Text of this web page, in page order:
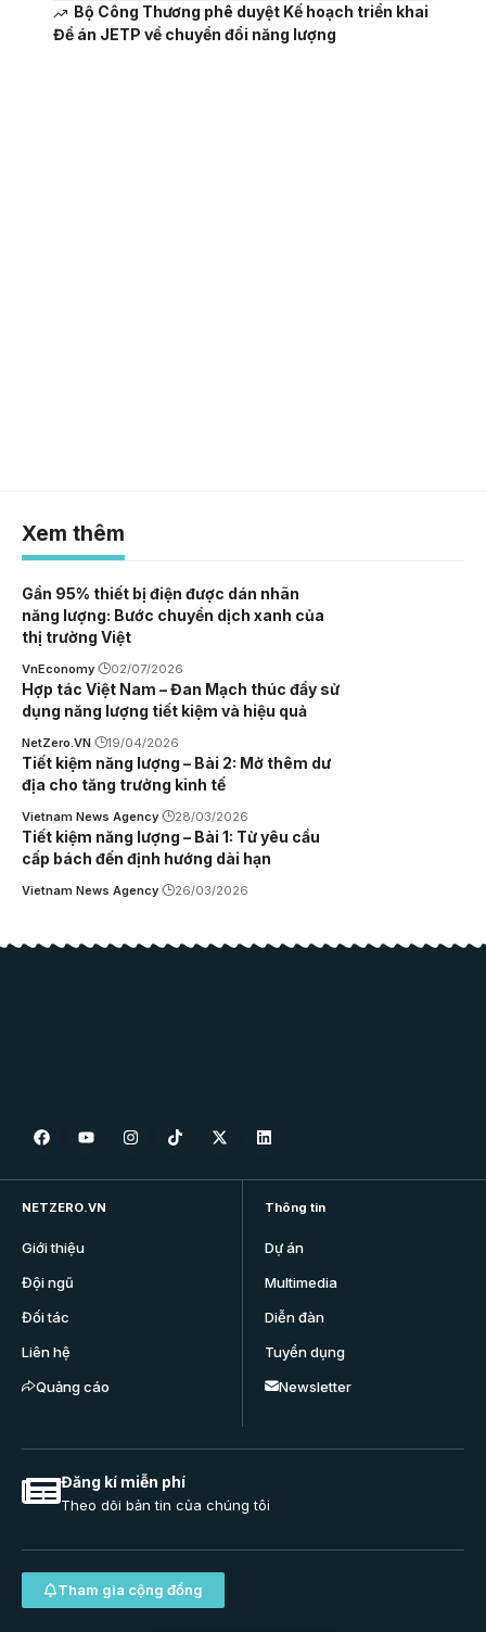
Bộ Công Thương phê duyệt Kế hoạch triển khai
Đề án JETP về chuyển đổi năng lượng
Xem thêm
Gần 95% thiết bị điện được dán nhãn
năng lượng: Bước chuyển dịch xanh của
thị trường Việt
VnEconomy 02/07/2026
Hợp tác Việt Nam – Đan Mạch thúc đẩy sử
dụng năng lượng tiết kiệm và hiệu quả
NetZero.VN 19/04/2026
Tiết kiệm năng lượng – Bài 2: Mở thêm dư
địa cho tăng trưởng kinh tế
Vietnam News Agency 28/03/2026
Tiết kiệm năng lượng – Bài 1: Từ yêu cầu
cấp bách đến định hướng dài hạn
Vietnam News Agency 26/03/2026
NETZERO.VN
Giới thiệu
Đội ngũ
Đối tác
Liên hệ
Quảng cáo
Thông tin
Dự án
Multimedia
Diễn đàn
Tuyển dụng
Newsletter
Đăng kí miễn phí
Theo dõi bản tin của chúng tôi
Tham gia cộng đồng